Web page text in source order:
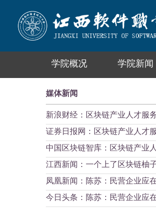
学院概况 学院新闻
媒体新闻
新浪财经：区块链产业人才服
证券日报网：区块链产业人才
中国区块链智库：区块链产业
江西新闻：一个上了区块链柚
凤凰新闻：陈苏：民营企业应
今日头条：陈苏：民营企业应